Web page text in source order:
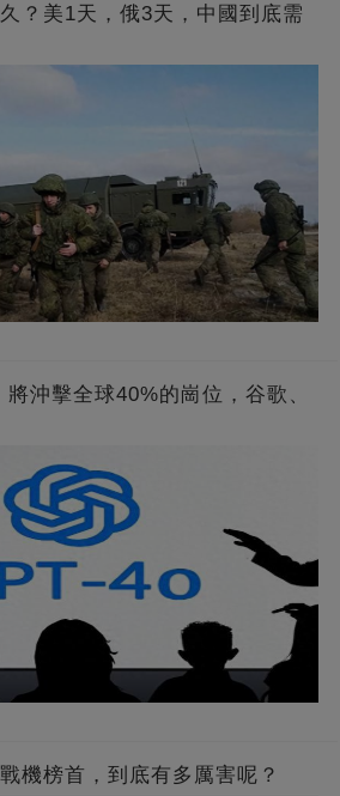
？美1天，俄3天，中國到底需
沖擊全球40%的崗位，谷歌、
機榜首，到底有多厲害呢？